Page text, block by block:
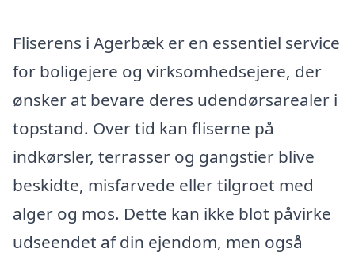
Fliserens i Agerbæk er en essentiel service
for boligejere og virksomhedsejere, der
ønsker at bevare deres udendørsarealer i
topstand. Over tid kan fliserne på
indkørsler, terrasser og gangstier blive
beskidte, misfarvede eller tilgroet med
alger og mos. Dette kan ikke blot påvirke
udseendet af din ejendom, men også